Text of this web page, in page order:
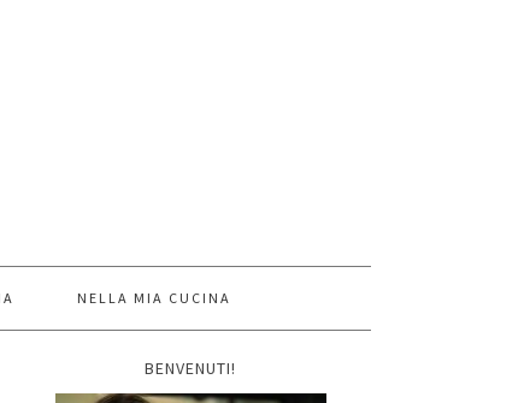
NELLA MIA CUCINA
BENVENUTI!